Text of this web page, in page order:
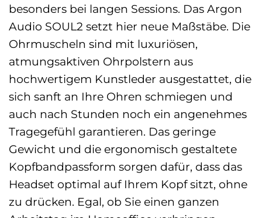
besonders bei langen Sessions. Das Argon
Audio SOUL2 setzt hier neue Maßstäbe. Die
Ohrmuscheln sind mit luxuriösen,
atmungsaktiven Ohrpolstern aus
hochwertigem Kunstleder ausgestattet, die
sich sanft an Ihre Ohren schmiegen und
auch nach Stunden noch ein angenehmes
Tragegefühl garantieren. Das geringe
Gewicht und die ergonomisch gestaltete
Kopfbandpassform sorgen dafür, dass das
Headset optimal auf Ihrem Kopf sitzt, ohne
zu drücken. Egal, ob Sie einen ganzen